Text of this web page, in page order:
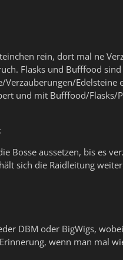
rein, dort mal ne
Flasks und Bufffood
und mit Bufffood/
Bosse aussetzen, bis es
sich die Raidleitung
DBM oder BigWigs,
wenn man mal